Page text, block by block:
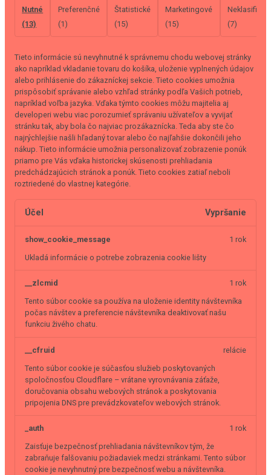
Nutné
(13)
Preferenčné
(1)
Štatistické
(15)
Marketingové
(15)
(7)
Tieto informácie sú nevyhnutné k správnemu chodu webovej stránky
ako napríklad vkladanie tovaru do košíka, uloženie vyplnených údajov
alebo prihlásenie do zákazníckej sekcie. Tieto cookies umožnia
prispôsobiť správanie alebo vzhľad stránky podľa Vašich potrieb,
napríklad voľba jazyka. Vďaka týmto cookies môžu majitelia aj
developeri webu viac porozumieť správaniu užívateľov a vyvijať
stránku tak, aby bola čo najviac prozákaznícka. Teda aby ste čo
najrýchlejšie našli hľadaný tovar alebo čo najľahšie dokončili jeho
nákup. Tieto informácie umožnia personalizovať zobrazenie ponúk
priamo pre Vás vďaka historickej skúsenosti prehliadania
predchádzajúcich stránok a ponúk. Tieto cookies zatiaľ neboli
roztriedené do vlastnej kategórie.
Účel Vypršanie
show_cookie_message
Ukladá informácie o potrebe zobrazenia cookie lišty
1 rok
__zlcmid
Tento súbor cookie sa používa na uloženie identity návštevníka
počas návštev a preferencie návštevníka deaktivovať našu
funkciu živého chatu.
1 rok
__cfruid
Tento súbor cookie je súčasťou služieb poskytovaných
spoločnosťou Cloudflare – vrátane vyrovnávania záťaže,
doručovania obsahu webových stránok a poskytovania
pripojenia DNS pre prevádzkovateľov webových stránok.
relácie
_auth
Zaisťuje bezpečnosť prehliadania návštevníkov tým, že
zabraňuje falšovaniu požiadaviek medzi stránkami. Tento súbor
cookie je nevyhnutný pre bezpečnosť webu a návštevníka.
1 rok